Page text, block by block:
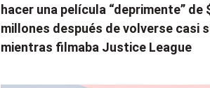
hacer una película “deprimente” de
millones después de volverse casi
mientras filmaba Justice League